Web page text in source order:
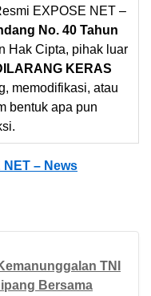
EXPOSE NET –
No. 40 Tahun
Hak Cipta, pihak luar
KERAS
memodifikasi, atau
bentuk apa pun
NET – News
TNI
Bersama